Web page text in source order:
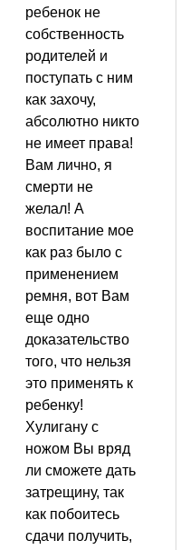
ребенок не
собственность
родителей и
поступать с ним
как захочу,
абсолютно никто
не имеет права!
Вам лично, я
смерти не
желал! А
воспитание мое
как раз было с
применением
ремня, вот Вам
еще одно
доказательство
того, что нельзя
это применять к
ребенку!
Хулигану с
ножом Вы вряд
ли сможете дать
затрещину, так
как побоитесь
сдачи получить,